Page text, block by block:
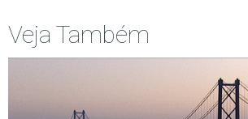
Veja Também